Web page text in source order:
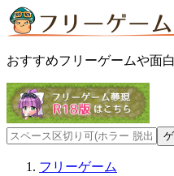
おすすめフリーゲームや面
フリーゲーム